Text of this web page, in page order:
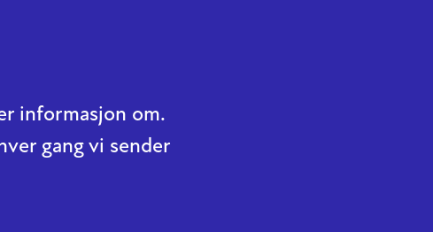
informasjon om.
gang vi sender